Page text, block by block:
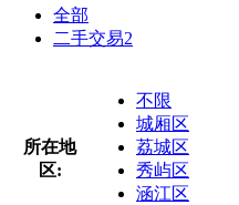
全部
二手交易2
所在地
区:
不限
城厢区
荔城区
秀屿区
涵江区